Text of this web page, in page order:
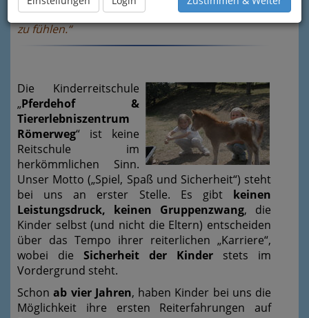
auszuspannen, Spaß zu haben,sich einfach wohl
zu fühlen.“
Die Kinderreitschule
„Pferdehof &
Tiererlebniszentrum
Römerweg“ ist keine
Reitschule im
herkömmlichen Sinn.
Unser Motto („Spiel, Spaß und Sicherheit“) steht
bei uns an erster Stelle. Es gibt keinen
Leistungsdruck, keinen Gruppenzwang, die
Kinder selbst (und nicht die Eltern) entscheiden
über das Tempo ihrer reiterlichen „Karriere“,
wobei die Sicherheit der Kinder stets im
Vordergrund steht.
Schonab vier Jahren, haben Kinder bei uns die
Möglichkeit ihre ersten Reiterfahrungen auf